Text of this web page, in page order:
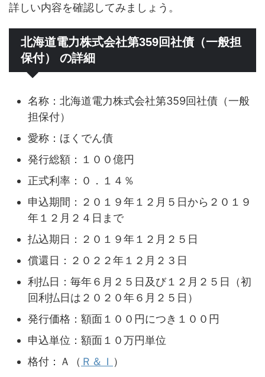
詳しい内容を確認してみましょう。
北海道電力株式会社第359回社債（一般担
保付） の詳細
名称：北海道電力株式会社第359回社債（一般
担保付）
愛称：ほくでん債
発行総額：１００億円
正式利率：０．１４％
申込期間：２０１９年１２月５日から２０１９
年１２月２４日まで
払込期日：２０１９年１２月２５日
償還日：２０２２年１２月２３日
利払日：毎年６月２５日及び１２月２５日（初
回利払日は２０２０年６月２５日）
発行価格：額面１００円につき１００円
申込単位：額面１０万円単位
格付：Ａ（ Ｒ＆Ｉ ）